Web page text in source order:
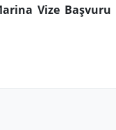
Vize Başvuru